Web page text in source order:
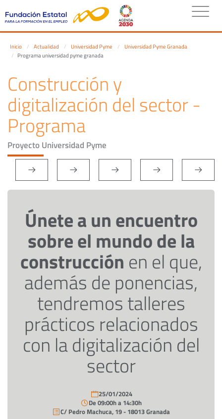
Inicio Actualidad Universidad Pyme
Universidad Pyme Granada
Programa universidad pyme granada
Construcción y
digitalización del sector -
Programa
Proyecto Universidad Pyme
Únete a un encuentro
sobre el mundo de la
construcción en el que,
además de ponencias,
tendremos talleres
prácticos relacionados
con la digitalización del
sector
25/01/2024
De 09:00h a 14:30h
C/ Pedro Machuca, 19 - 18013 Granada